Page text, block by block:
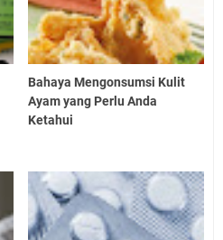
Bahaya Mengonsumsi Kulit
Ayam yang Perlu Anda
Ketahui